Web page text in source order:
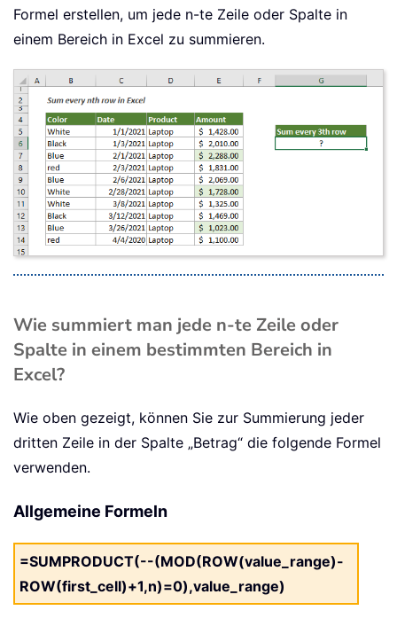
Formel erstellen, um jede n-te Zeile oder Spalte in
einem Bereich in Excel zu summieren.
Wie summiert man jede n-te Zeile oder
Spalte in einem bestimmten Bereich in
Excel?
Wie oben gezeigt, können Sie zur Summierung jeder
dritten Zeile in der Spalte „Betrag“ die folgende Formel
verwenden.
Allgemeine Formeln
=SUMPRODUCT(--(MOD(ROW(value_range)-
ROW(first_cell)+1,n)=0),value_range)